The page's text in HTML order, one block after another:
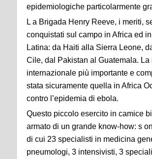
epidemiologiche particolarmente
L a Brigada Henry Reeve, i meriti,
conquistati sul campo in Africa ed
Latina: da Haiti alla Sierra Leone,
Cile, dal Pakistan al Guatemala. La
internazionale più importante e
stata sicuramente quella in Africa
contro l’epidemia di ebola.
Questo piccolo esercito in camice
armato di un grande know-how: s
di cui 23 specialisti in medicina
pneumologi, 3 intensivisti, 3